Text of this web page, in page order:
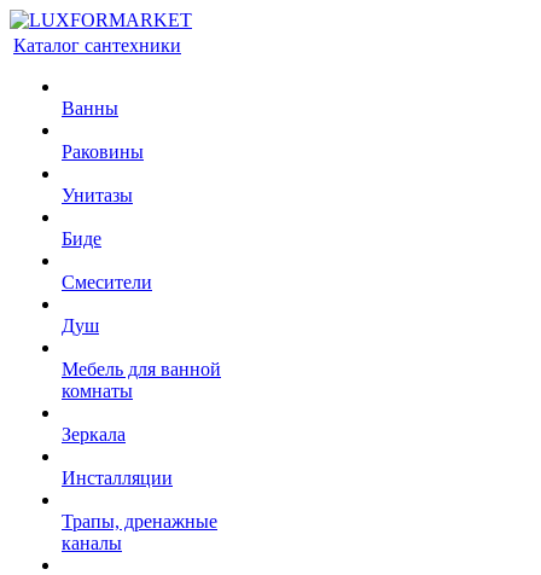
Каталог сантехники
Ванны
Раковины
Унитазы
Биде
Смесители
Душ
Мебель для ванной
комнаты
Зеркала
Инсталляции
Трапы, дренажные
каналы